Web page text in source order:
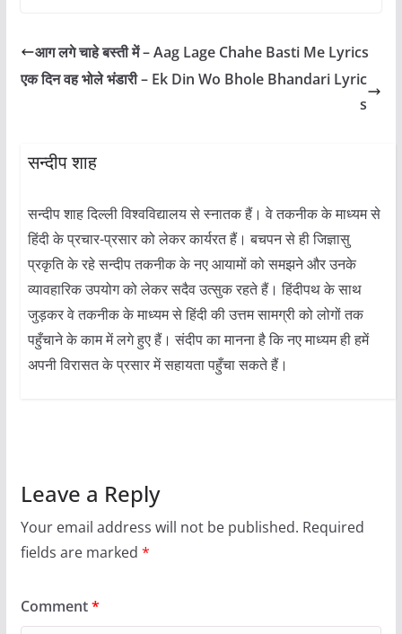
आग लगे चाहे बस्ती में – Aag Lage Chahe Basti Me Lyrics
एक दिन वह भोले भंडारी – Ek Din Wo Bhole Bhandari Lyric
s
सन्दीप शाह
सन्दीप शाह दिल्ली विश्वविद्यालय से स्नातक हैं। वे तकनीक के माध्यम से
हिंदी के प्रचार-प्रसार को लेकर कार्यरत हैं। बचपन से ही जिज्ञासु
प्रकृति के रहे सन्दीप तकनीक के नए आयामों को समझने और उनके
व्यावहारिक उपयोग को लेकर सदैव उत्सुक रहते हैं। हिंदीपथ के साथ
जुड़कर वे तकनीक के माध्यम से हिंदी की उत्तम सामग्री को लोगों तक
पहुँचाने के काम में लगे हुए हैं। संदीप का मानना है कि नए माध्यम ही हमें
अपनी विरासत के प्रसार में सहायता पहुँचा सकते हैं।
Leave a Reply
Your email address will not be published. Required
fields are marked *
Comment*